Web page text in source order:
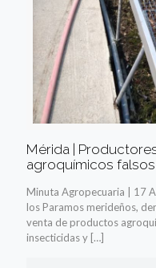
Mérida |
agroquímicos
Minuta Agropecuaria | 17
los Paramos merideños,
venta de productos
insecticidas y […]